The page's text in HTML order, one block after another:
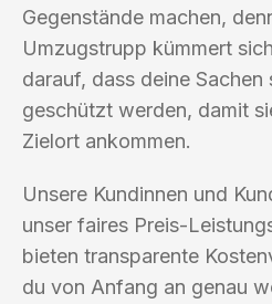
Gegenstände machen,
Umzugstrupp kümmert
darauf, dass deine
geschützt werden, damit
Zielort ankommen.
Unsere Kundinnen und
unser faires Preis-
bieten transparente
du von Anfang an genau